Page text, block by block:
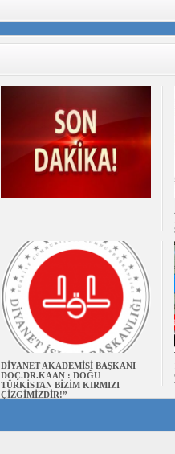
DİYANET AKADEMİSİ BAŞKANI
DOÇ.DR.KAAN : DOĞU
TÜRKİSTAN BİZİM KIRMIZI
ÇİZGİMİZDİR!”